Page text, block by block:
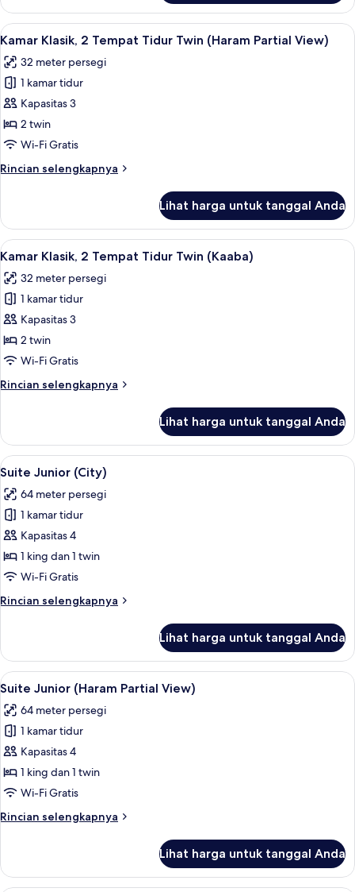
Kamar
Klasik,
2
Tidur
Twin
Lihat
semua
foto
untuk
Kamar
Klasik,
2
Tidur
Partial
View)
Kamar Klasik, 2 Tempat Tidur Twin
9
Kamar Klasik, 2 Tempat Tidur Twin (Haram Partial View)
32 meter persegi
1 kamar tidur
Kapasitas 3
2 twin
Wi-Fi Gratis
Rincian selengkapnya
Rincian
Kamar
Klasik,
2
Tidur
Twin
Partial
View)
Lihat harga untuk tanggal Anda
Lihat
semua
foto
untuk
Kamar
Klasik,
2
Tidur
Kamar Klasik, 2 Tempat Tidur Twin
9
Kamar Klasik, 2 Tempat Tidur Twin (Kaaba)
32 meter persegi
1 kamar tidur
Kapasitas 3
2 twin
Wi-Fi Gratis
Rincian selengkapnya
Rincian
Kamar
Klasik,
2
Tidur
Twin
Lihat harga untuk tanggal Anda
Lihat
semua
foto
untuk
Suite
Junior
(City)
11
Suite Junior (City)
64 meter persegi
1 kamar tidur
Kapasitas 4
1 king dan 1 twin
Wi-Fi Gratis
Rincian selengkapnya
Rincian
Suite
Junior
(City)
Lihat harga untuk tanggal Anda
Lihat
semua
foto
untuk
Suite
Junior
(Haram
View)
Suite Junior (Haram Partial View) |
11
Suite Junior (Haram Partial View)
64 meter persegi
1 kamar tidur
Kapasitas 4
1 king dan 1 twin
Wi-Fi Gratis
Rincian selengkapnya
Rincian
Suite
Junior
Lihat harga untuk tanggal Anda